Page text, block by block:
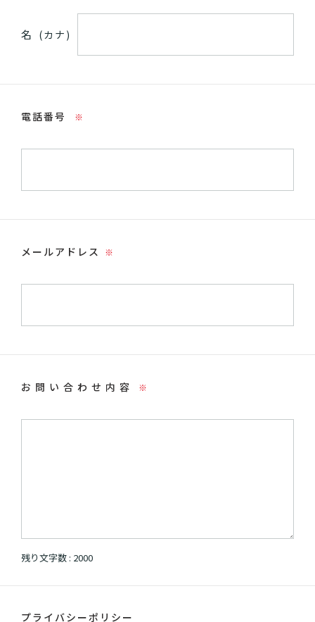
名 (カナ)
電話番号 ※
メールアドレス ※
お問い合わせ内容 ※
残り文字数 : 2000
プライバシーポリシー